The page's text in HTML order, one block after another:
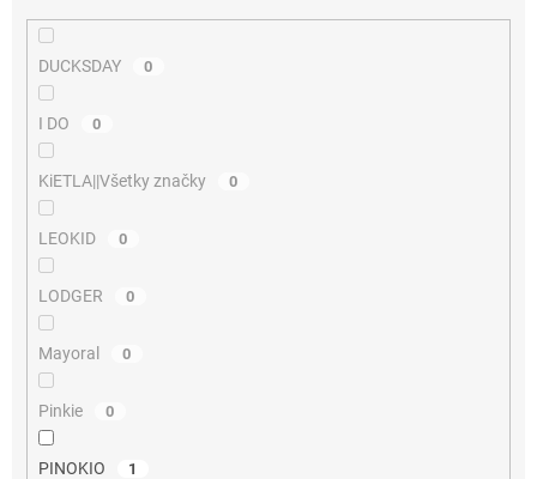
DUCKSDAY 0
I DO 0
KiETLA||Všetky značky 0
LEOKID 0
LODGER 0
Mayoral 0
Pinkie 0
PINOKIO 1